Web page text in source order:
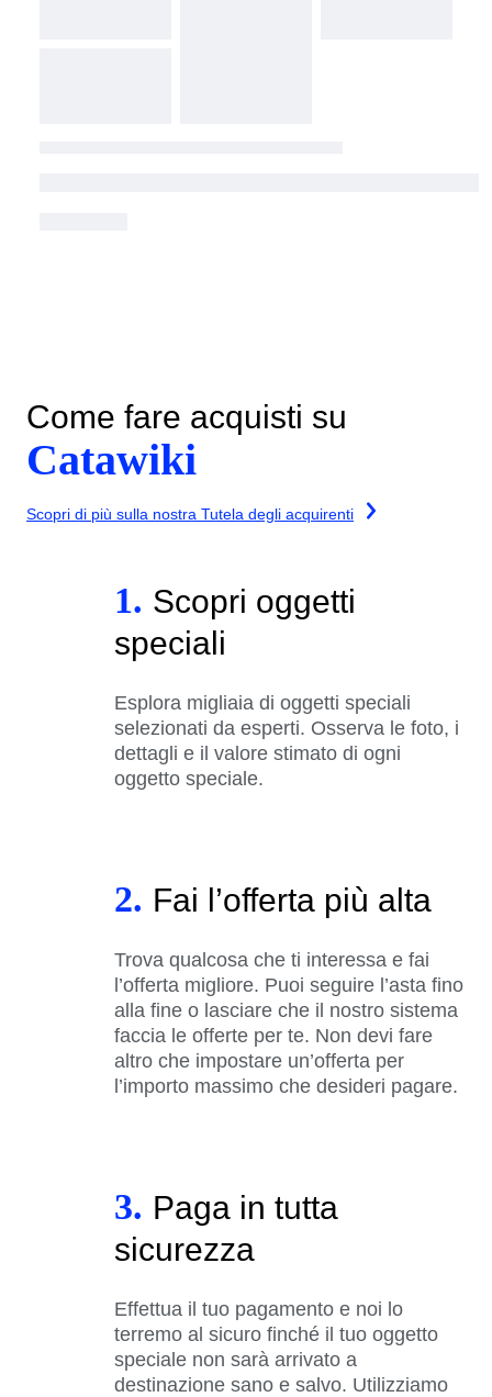
Come fare acquisti su
Catawiki
Scopri di più sulla nostra Tutela degli acquirenti
1. Scopri oggetti
speciali
Esplora migliaia di oggetti speciali
selezionati da esperti. Osserva le foto, i
dettagli e il valore stimato di ogni
oggetto speciale.
2. Fai l’offerta più alta
Trova qualcosa che ti interessa e fai
l’offerta migliore. Puoi seguire l’asta fino
alla fine o lasciare che il nostro sistema
faccia le offerte per te. Non devi fare
altro che impostare un’offerta per
l’importo massimo che desideri pagare.
3. Paga in tutta
sicurezza
Effettua il tuo pagamento e noi lo
terremo al sicuro finché il tuo oggetto
speciale non sarà arrivato a
destinazione sano e salvo. Utilizziamo